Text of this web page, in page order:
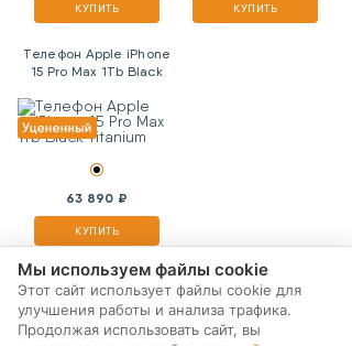
КУПИТЬ КУПИТЬ
Телефон Apple iPhone
15 Pro Max 1Tb Black
63 890 ₽
КУПИТЬ
Мы используем файлы cookie
Этот сайт использует файлы cookie для
улучшения работы и анализа трафика.
Продолжая использовать сайт, вы